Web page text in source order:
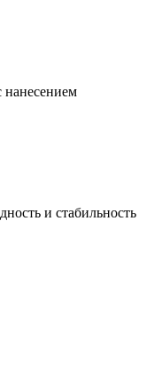
нанесением
и стабильность